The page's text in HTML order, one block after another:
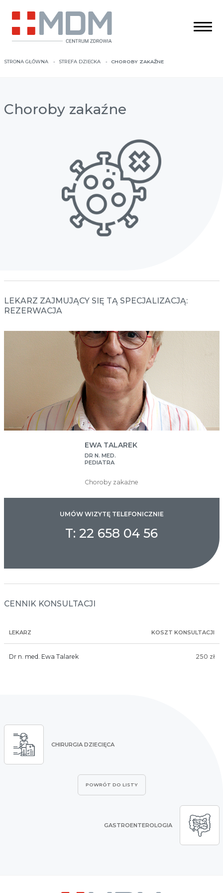
STRONA GŁÓWNA STREFA DZIECKA CHOROBY ZAKAŹNE
Choroby zakaźne
LEKARZ ZAJMUJĄCY SIĘ TĄ SPECJALIZACJĄ:
REZERWACJA
EWA TALAREK
DR N. MED.
PEDIATRA
Choroby zakaźne
UMÓW WIZYTĘ TELEFONICZNIE
T: 22 658 04 56
CENNIK KONSULTACJI
LEKARZ KOSZT KONSULTACJI
Dr n. med. Ewa Talarek 250 zł
CHIRURGIA DZIECIĘCA
POWRÓT DO LISTY
GASTROENTEROLOGIA